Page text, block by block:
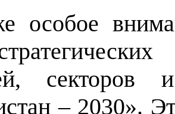
особое
секторов
– 2030».